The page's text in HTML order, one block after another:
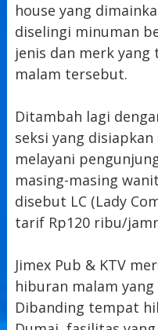
house yang
diselingi minuman
jenis dan merk
malam tersebut.
Ditambah lagi
seksi yang
melayani
masing-masing
disebut LC (Lady
tarif Rp120 ribu/
Jimex Pub & KTV
hiburan malam
Dibanding tempat